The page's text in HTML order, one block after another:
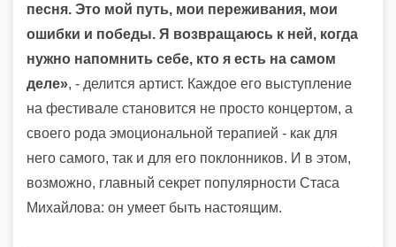
песня. Это мой путь, мои переживания, мои
ошибки и победы. Я возвращаюсь к ней, когда
нужно напомнить себе, кто я есть на самом
деле», - делится артист. Каждое его выступление
на фестивале становится не просто концертом, а
своего рода эмоциональной терапией - как для
него самого, так и для его поклонников. И в этом,
возможно, главный секрет популярности Стаса
Михайлова: он умеет быть настоящим.